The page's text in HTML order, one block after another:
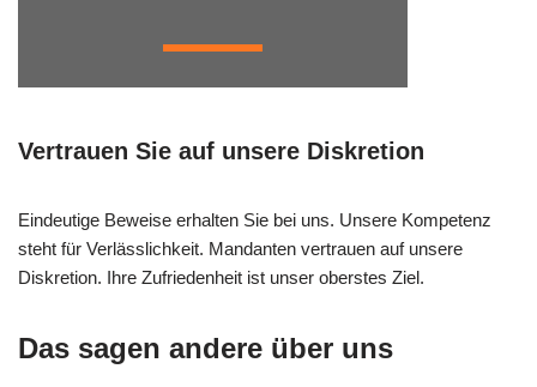
Vertrauen Sie auf unsere Diskretion
Eindeutige Beweise erhalten Sie bei uns. Unsere Kompetenz
steht für Verlässlichkeit. Mandanten vertrauen auf unsere
Diskretion. Ihre Zufriedenheit ist unser oberstes Ziel.
Das sagen andere über uns